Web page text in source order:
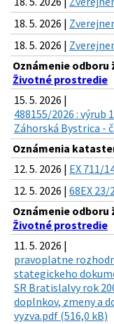
18. 5. 2026 |
18. 5. 2026 |
Oznámenie odboru
Životné prostredie
15. 5. 2026 |
488155/2026 : výrub
Záhorská Bystrica -
Oznámenia
12. 5. 2026 | EX 711/
12. 5. 2026 | 68EX 23/
Oznámenie odboru
Životné prostredie
11. 5. 2026 |
pravoplatne
stategickeho
SR Bratislalvy rok
doplnkov, zmeny a
vyzva.pdf (516,0 kB)